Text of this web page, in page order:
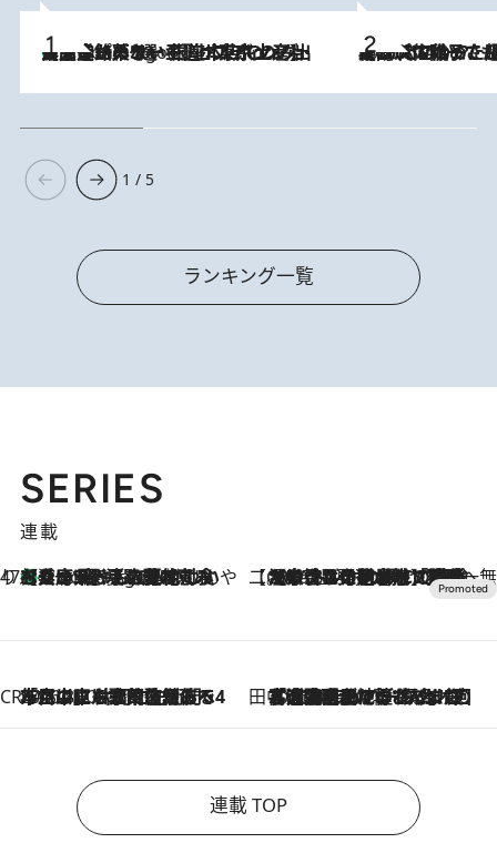
4 Hours Ago
【間違いのない王道・東京土産】資生堂パーラー 銀座本店でのみ出会える銘菓5選《極上プディング・濃厚チーズケーキ・ボンボンショコラほか》 2026.8.5
【阿川佐和子さんの年とる力】なぜ70代で始めた趣味は“こんなに楽しい”のか？ ピアノ、俳句…スランプに陥っても続けられる“ある秘訣”とは
1 / 5
ランキング一覧
SERIES
連載
47都道府県の手みやげ ひんやりスイーツで夏を満喫
4 Hours Ago
【兵庫県】この夏絶対食べたい 冷やしておいしいおやつ3選 淡路島の恵みをジェラートに集約 【CREA×星野リゾート】唯一無二。癒しと発見が待つ場所へ
2026.8.7
【トンボの足水浴】ヒノキの香りに包まれて涼感マックス！約13℃の湧水かけ流しを避暑地「星野温泉 トンボの湯」で体験
CREA'S CHOICE
2026.8.7
「立川にも歌舞伎があるんだよ」 片岡仁左衛門・市川中車ら豪華座組みで4年目の立川立飛歌舞伎へ 田中稲の勝手に再ブーム
2026.8.7
「湘南乃風に憧れて」観客大盛上がりの“タオル回し”に、ラッパー顔負けの高速歌唱まで…さだまさし（74）のアグレッシブすぎる現在地
連載 TOP